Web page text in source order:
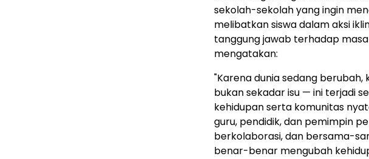
sekolah-sekolah yang ingin
melibatkan siswa dalam aksi
tanggung jawab terhadap
mengatakan:
"Karena dunia sedang berubah,
bukan sekadar isu — ini terjadi
kehidupan serta komunitas
guru, pendidik, dan pemimpin
berkolaborasi, dan bersama-
benar-benar mengubah